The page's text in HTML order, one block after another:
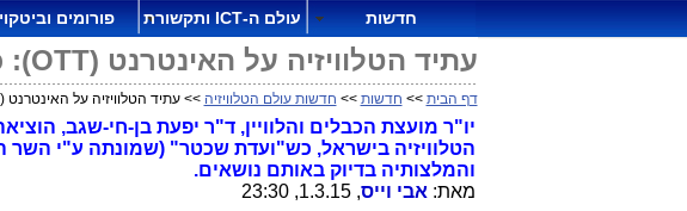
חדשות עולם ה-ICT ותקשורת פורומים
עתיד הטלוויזיה על האינטרנט (OTT): כאוס רגולטורי
דף הבית >> חדשות >> חדשות עולם הטלוויזיה >> עתיד הטלוויזיה על האינטרנט (OTT): כאוס רגולטורי
יו"ר מועצת הכבלים והלוויין, ד"ר יפעת בן-חי-שגב,
הטלוויזיה בישראל, כש"ועדת שכטר" (שמונתה ע"י השר
והמלצותיה בדיוק באותם נושאים.
מאת: אבי וייס, 1.3.15, 23:30